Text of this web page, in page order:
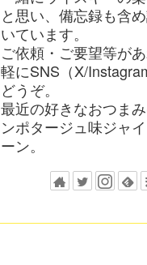
と思い、備忘録も含
いています。
ご依頼・ご要望等が
軽にSNS（X/
どうぞ。
最近の好きなおつま
ンポタージュ味ジャ
ーン。